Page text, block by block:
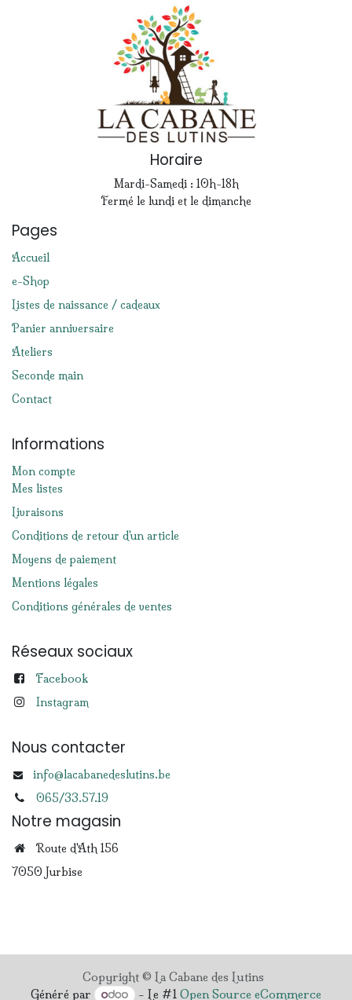
Horaire
Mardi-Samedi : 10h-18h
Fermé le lundi et le dimanche
Pages
Accueil
e-Shop
Listes de naissance / cadeaux
Panier anniversaire
Ateliers
Seconde main
Contact
Informations
Mon compte
Mes listes
Livraisons
Conditions de retour d'un article
Moyens de paiement
Mentions légales
Conditions générales de ventes
Réseaux sociaux
Facebook
Instagram
Nous contacter
info@lacabanedeslutins.be
065/33.57.19
Notre magasin
Route d'Ath 156
7050 Jurbise
Copyright © La Cabane des Lutins
Généré par
- Le #1 Open Source eCommerce